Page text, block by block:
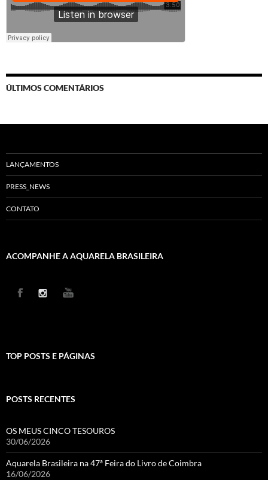
ÚLTIMOS COMENTÁRIOS
LANÇAMENTOS
PRESS_NEWS
CONTATO
ACOMPANHE A AQUARELA BRASILEIRA
TOP POSTS E PÁGINAS
POSTS RECENTES
OS MEUS CINCO TESOUROS
30/06/2026
Aquarela Brasileira na 47ª Feira do Livro de Coimbra
16/06/2026